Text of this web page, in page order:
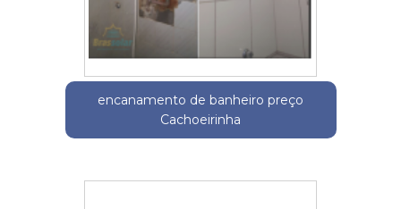
encanamento de banheiro preço
Cachoeirinha